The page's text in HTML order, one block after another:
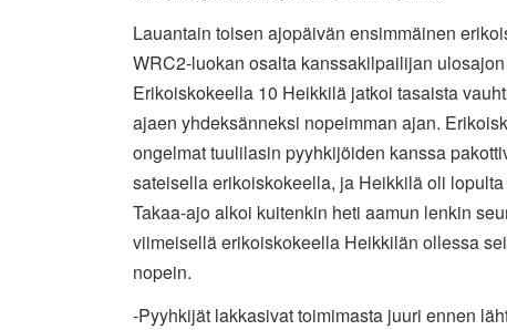
Lauantain toisen ajopäivän ensimmäinen
WRC2-luokan osalta kanssakilpailijan
Erikoiskokeella 10 Heikkilä jatkoi tasaista
ajaen yhdeksänneksi nopeimman ajan.
ongelmat tuulilasin pyyhkijöiden kanssa
sateisella erikoiskokeella, ja Heikkilä oli
Takaa-ajo alkoi kuitenkin heti aamun lenkin
viimeisellä erikoiskokeella Heikkilän ollessa
nopein.
-Pyyhkijät lakkasivat toimimasta juuri ennen